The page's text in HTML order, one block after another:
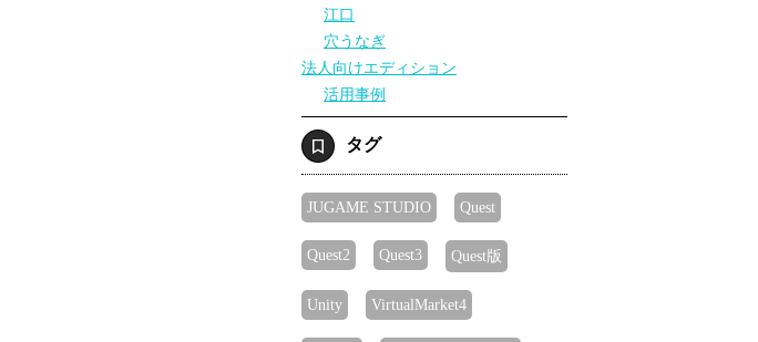
江口
穴うなぎ
法人向けエディション
活用事例
タグ
JUGAME STUDIO Quest
Quest2 Quest3 Quest版
Unity VirtualMarket4